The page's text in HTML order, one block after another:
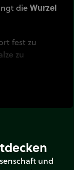
dieWurzel
fest zu
zu
Nährstoffe
unerlässlich
und